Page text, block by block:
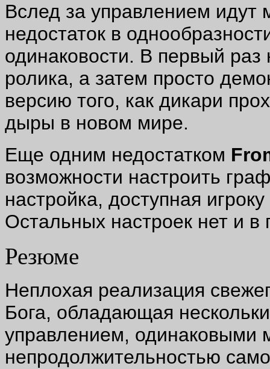
Вслед за управлением идут
недостаток в
одинаковости. В первый
ролика, а затем просто
версию того, как дикари
дыры в новом мире.
Еще одним недостатком
возможности настроить
настройка, доступная
Остальных настроек нет и в
Резюме
Неплохая реализация
Бога, обладающая
управлением, одинаковыми
непродолжительностью